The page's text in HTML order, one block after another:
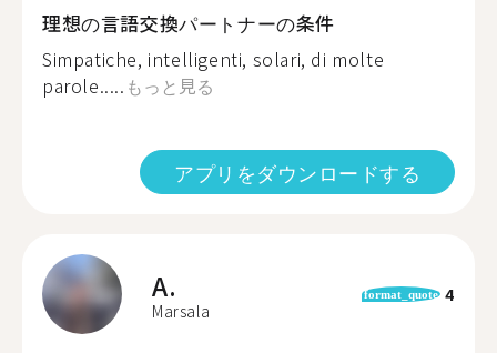
理想の言語交換パートナーの条件
Simpatiche, intelligenti, solari, di molte
parole..... もっと見る
アプリをダウンロードする
A.
Marsala
format_quote 4